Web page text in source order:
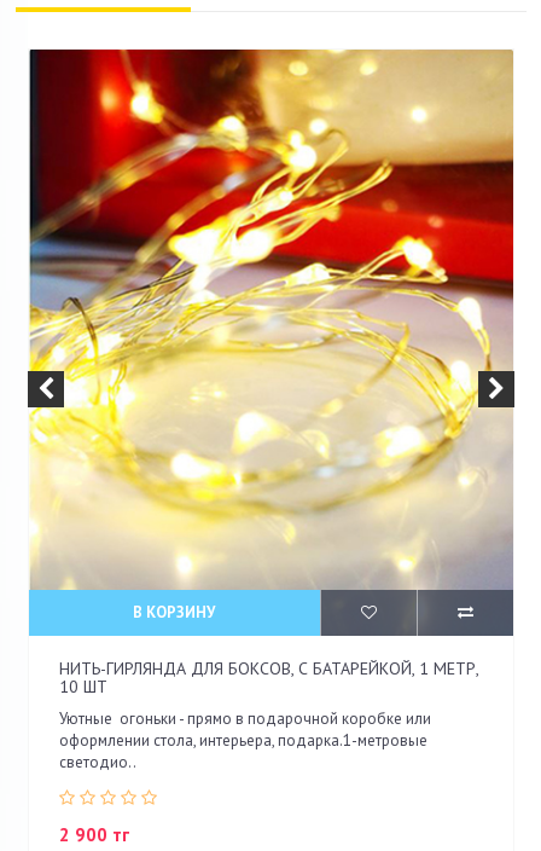
В КОРЗИНУ
НИТЬ-ГИРЛЯНДА ДЛЯ БОКСОВ, С БАТАРЕЙКОЙ, 1 МЕТР,
10 ШТ
Уютные огоньки - прямо в подарочной коробке или
оформлении стола, интерьера, подарка.1-метровые
светодио..
2 900 тг